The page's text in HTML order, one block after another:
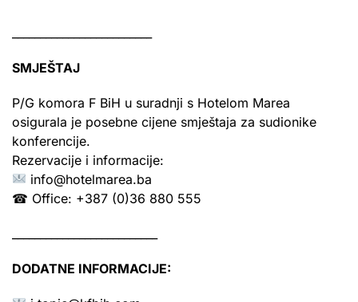
SMJEŠTAJ
P/G komora F BiH u suradnji s Hotelom Marea
osigurala je posebne cijene smještaja za sudionike
konferencije.
Rezervacije i informacije:
info@hotelmarea.ba
☎ Office: +387 (0)36 880 555
DODATNE INFORMACIJE: